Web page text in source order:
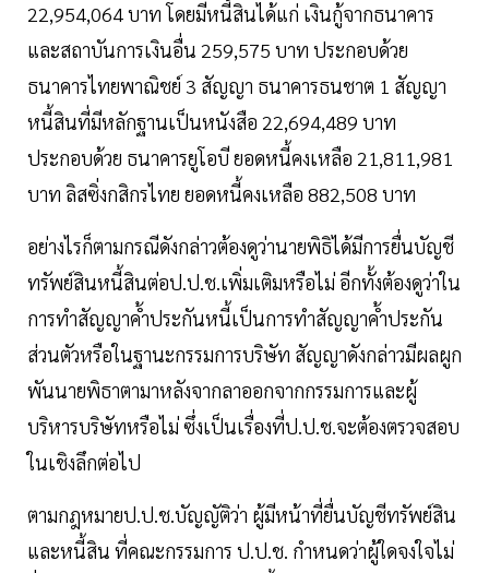
22,954,064 บาท โดยมีหนี้สินได้แก่ เงินกู้จากธนาคาร
และสถาบันการเงินอื่น 259,575 บาท ประกอบด้วย
ธนาคารไทยพาณิชย์ 3 สัญญา ธนาคารธนชาต 1 สัญญา
หนี้สินที่มีหลักฐานเป็นหนังสือ 22,694,489 บาท
ประกอบด้วย ธนาคารยูโอบี ยอดหนี้คงเหลือ 21,811,981
บาท ลิสซิ่งกสิกรไทย ยอดหนี้คงเหลือ 882,508 บาท
อย่างไรก็ตามกรณีดังกล่าวต้องดูว่านายพิธิได้มีการยื่นบัญชี
ทรัพย์สินหนี้สินต่อป.ป.ช.เพิ่มเติมหรือไม่ อีกทั้งต้องดูว่าใน
การทำสัญญาค้ำประกันหนี้เป็นการทำสัญญาค้ำประกัน
ส่วนตัวหรือในฐานะกรรมการบริษัท สัญญาดังกล่าวมีผลผูก
พันนายพิธาตามาหลังจากลาออกจากกรรมการและผู้
บริหารบริษัทหรือไม่ ซึ่งเป็นเรื่องที่ป.ป.ช.จะต้องตรวจสอบ
ในเชิงลึกต่อไป
ตามกฎหมายป.ป.ช.บัญญัติว่า ผู้มีหน้าที่ยื่นบัญชีทรัพย์สิน
และหนี้สิน ที่คณะกรรมการ ป.ป.ช. กำหนดว่าผู้ใดจงใจไม่